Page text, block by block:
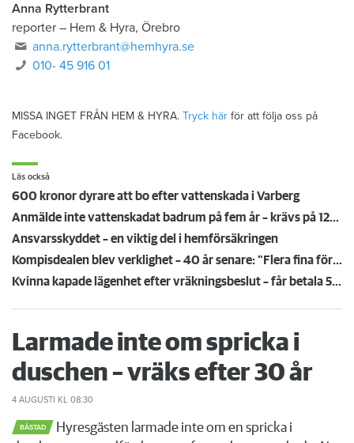
Anna Rytterbrant
reporter – Hem & Hyra, Örebro
anna.rytterbrant@hemhyra.se
010- 45 916 01
MISSA INGET FRÅN HEM & HYRA. Tryck här för att följa oss på
Facebook.
Läs också
600 kronor dyrare att bo efter vattenskada i Varberg
Anmälde inte vattenskadat badrum på fem år – krävs på 125 000 kronor
Ansvarsskyddet – en viktig del i hemförsäkringen
Kompisdealen blev verklighet – 40 år senare: "Flera fina fördelar med att dela bostad"
Kvinna kapade lägenhet efter vräkningsbeslut – får betala 50 000
Larmade inte om spricka i
duschen – vräks efter 30 år
4 AUGUSTI KL 08:30
BÅSTAD
Hyresgästen larmade inte om en spricka i